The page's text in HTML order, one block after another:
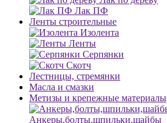
Лак ПФ
Ленты строительные
Изолента
Ленты
Серпянки
Скотч
Лестницы, стремянки
Масла и смазки
Метизы и крепежные материалы
Анкеры,болты,шпильки,шайбы